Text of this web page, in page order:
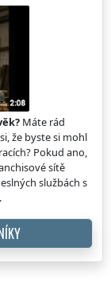
Máte rád
že byste si mohl
Pokud ano,
sítě
službách s